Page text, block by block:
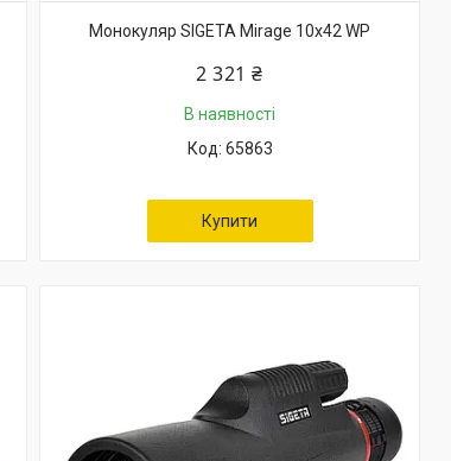
Монокуляр SIGETA Mirage 10x42 WP
2 321 ₴
В наявності
65863
Купити